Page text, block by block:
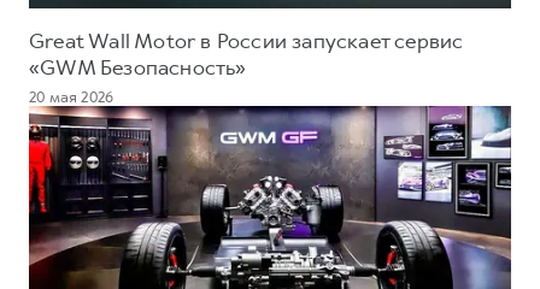
Great Wall Motor в России запускает сервис
«GWM Безопасность»
20 мая 2026